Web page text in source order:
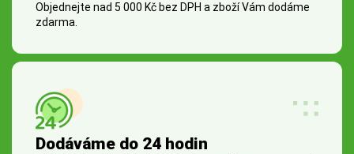
Objednejte nad 5 000 Kč bez DPH a zboží Vám dodáme
zdarma.
Dodáváme do 24 hodin